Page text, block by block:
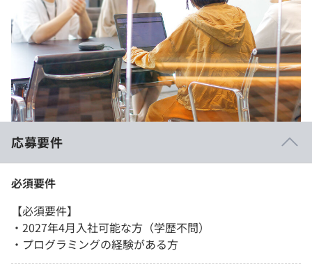
応募要件
必須要件
【必須要件】
・2027年4月入社可能な方（学歴不問）
・プログラミングの経験がある方